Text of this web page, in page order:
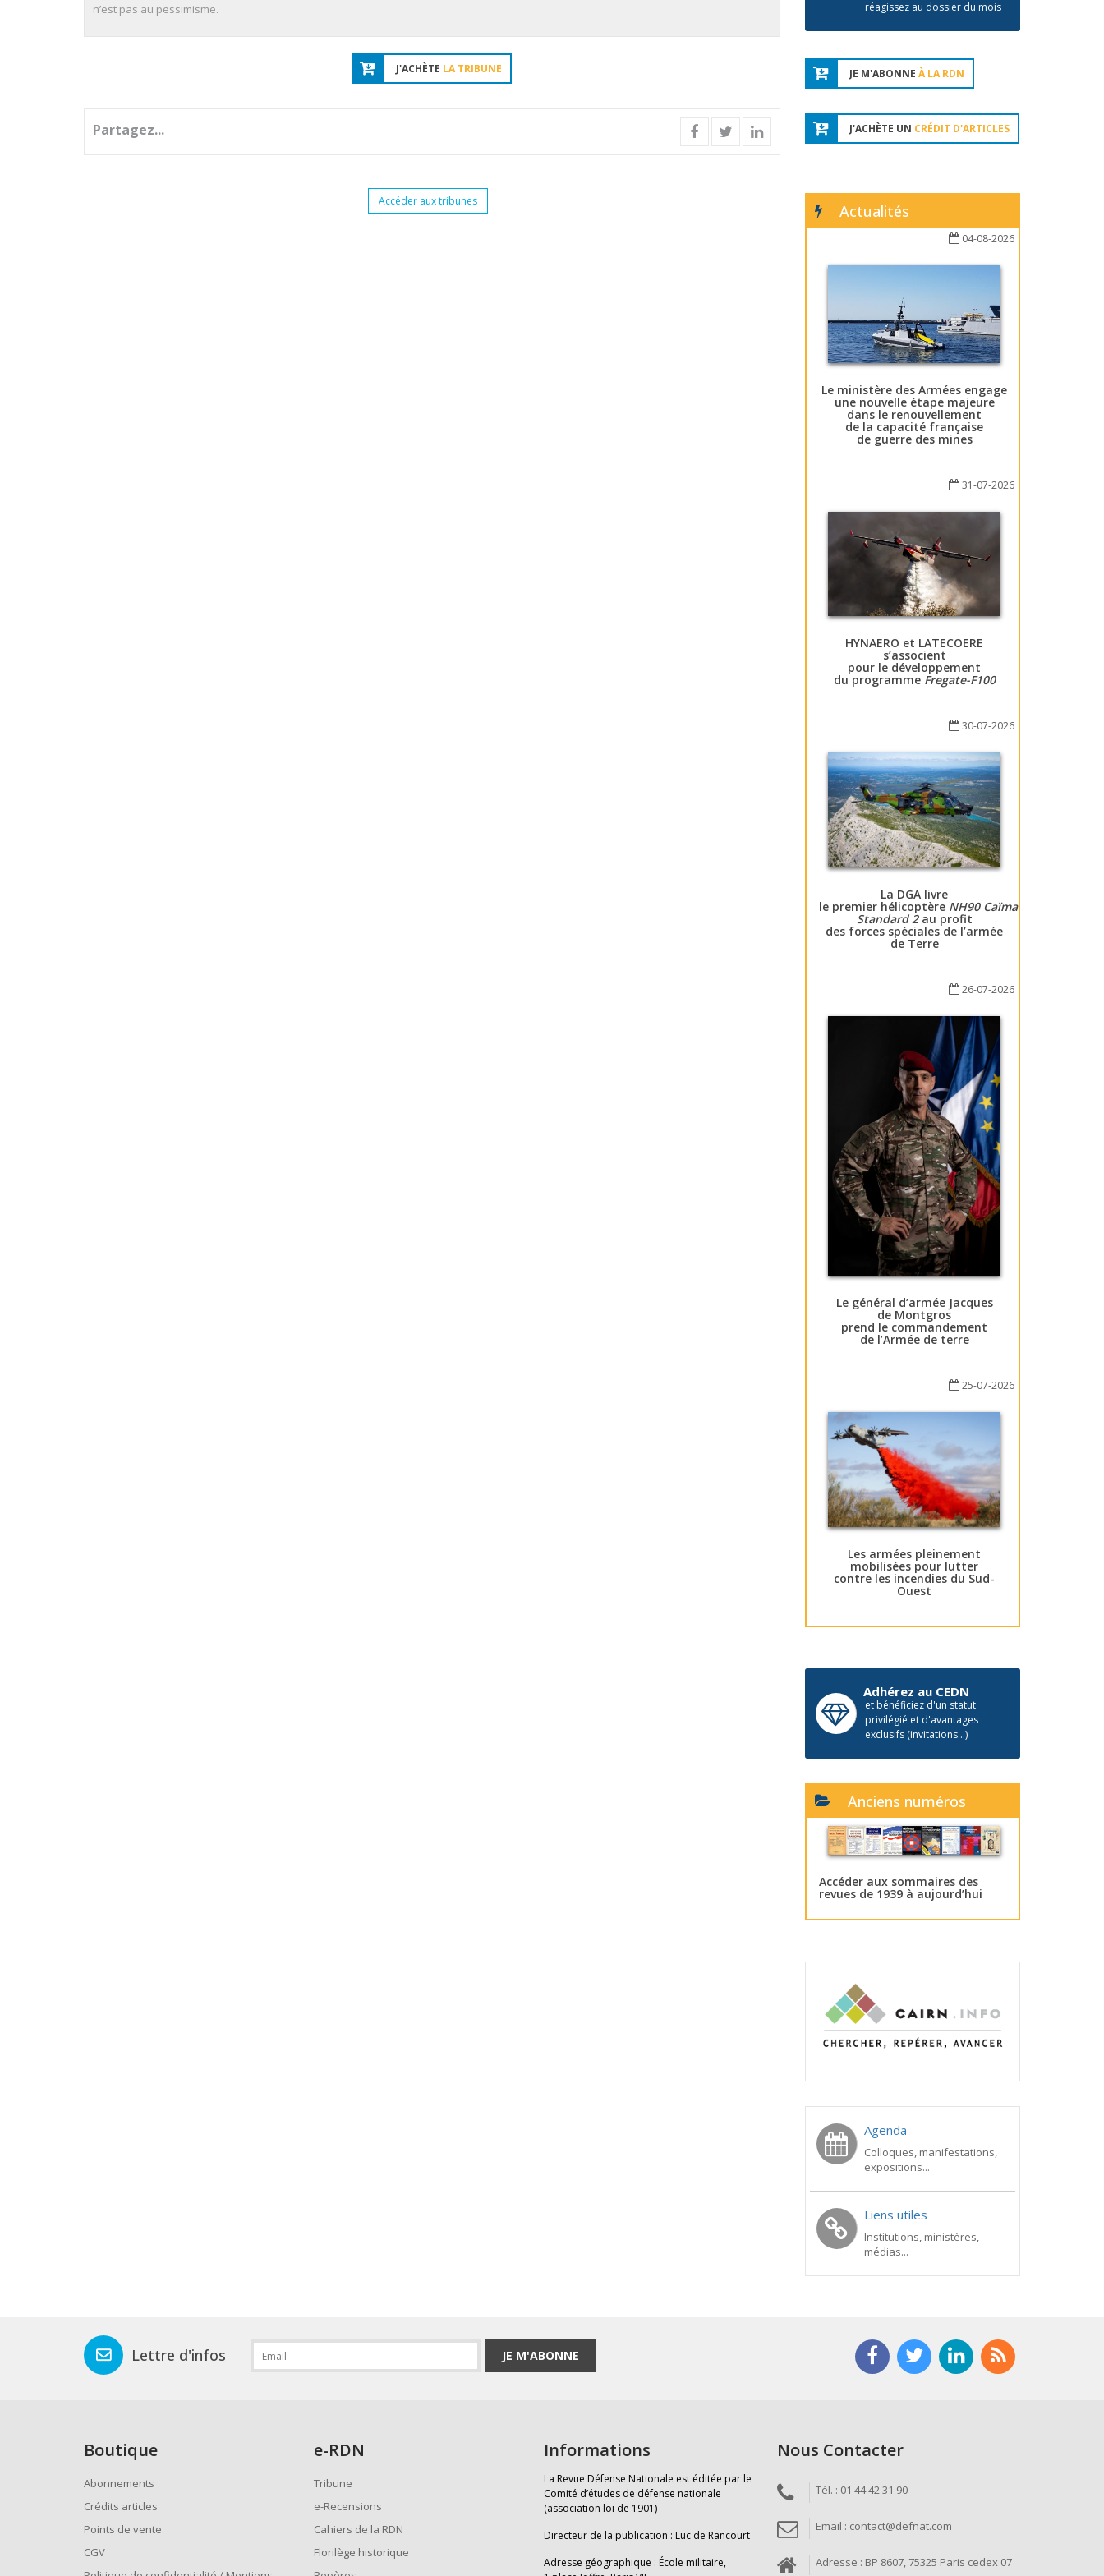
n’est pas au pessimisme.
J'ACHÈTE LA TRIBUNE
Partagez...
Accéder aux tribunes
réagissez au dossier du mois
JE M'ABONNE À LA RDN
J'ACHÈTE UN CRÉDIT D'ARTICLES
Actualités
04-08-2026
Le ministère des Armées engage
une nouvelle étape majeure
dans le renouvellement
de la capacité française
de guerre des mines
31-07-2026
HYNAERO et LATECOERE
s’associent
pour le développement
du programme Fregate-F100
30-07-2026
La DGA livre
le premier hélicoptère NH90 Caïman
Standard 2au profit
des forces spéciales de l’armée
de Terre
26-07-2026
Le général d’armée Jacques
de Montgros
prend le commandement
de l’Armée de terre
25-07-2026
Les armées pleinement
mobilisées pour lutter
contre les incendies du Sud-
Ouest
Adhérez au CEDN
et bénéficiez d'un statut
privilégié et d'avantages
exclusifs (invitations...)
Anciens numéros
Accéder aux sommaires des
revues de 1939 à aujourd’hui
Agenda
Colloques, manifestations,
expositions...
Liens utiles
Institutions, ministères,
médias...
Lettre d'infos JE M'ABONNE
Boutique
Abonnements
Crédits articles
Points de vente
CGV
e-RDN
Tribune
e-Recensions
Cahiers de la RDN
Florilège historique
Informations
La Revue Défense Nationale est éditée par le
Comité d’études de défense nationale
(association loi de 1901)
Directeur de la publication : Luc de Rancourt
Adresse géographique : École militaire,
Nous Contacter
Tél. : 01 44 42 31 90
Email : contact@defnat.com
Adresse : BP 8607, 75325 Paris cedex 07